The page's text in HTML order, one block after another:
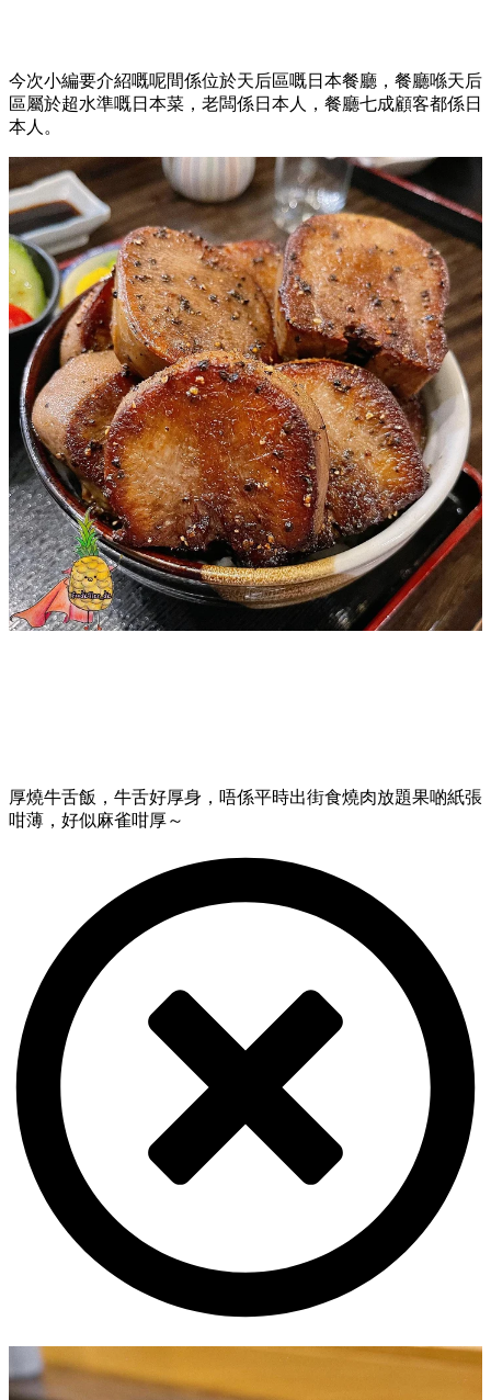
今次小編要介紹嘅呢間係位於天后區嘅日本餐廳，餐廳喺天后
區屬於超水準嘅日本菜，老闆係日本人，餐廳七成顧客都係日
本人。
厚燒牛舌飯，牛舌好厚身，唔係平時出街食燒肉放題果啲紙張
咁薄，好似麻雀咁厚～